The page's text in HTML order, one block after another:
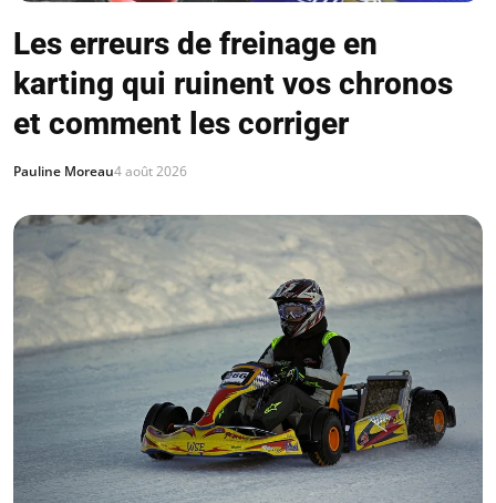
Les erreurs de freinage en
karting qui ruinent vos chronos
et comment les corriger
Pauline Moreau4 août 2026